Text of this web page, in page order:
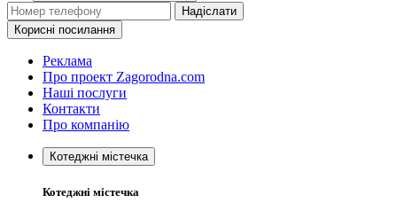
Надіслати
Корисні посилання
Реклама
Про проект Zagorodna.com
Наші послуги
Контакти
Про компанію
Котеджні містечка
Котеджні містечка